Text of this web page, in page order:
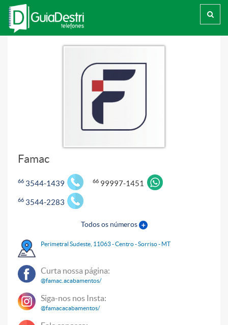
Buscar
Famac
66 3544-1439 66 99997-1451
66 3544-2283
Todos os números
Perimetral Sudeste, 11063 - Centro - Sorriso - MT
Curta nossa página:
@famac.acabamentos/
Siga-nos nos Insta:
@famacacabamentos/